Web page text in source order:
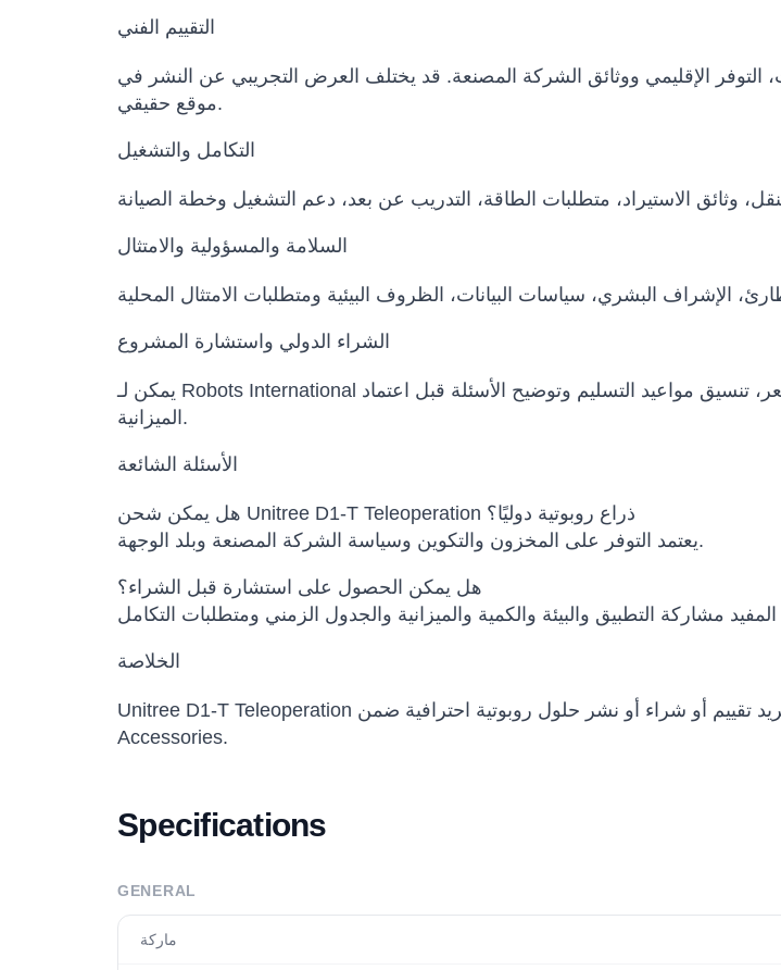
التقييم الفني
التوفر الإقليمي ووثائق الشركة المصنعة. قد يختلف العرض التجريبي عن النشر في
موقع حقيقي.
التكامل والتشغيل
السلامة والمسؤولية والامتثال
الشراء الدولي واستشارة المشروع
يمكن لـ Robots International المساعدة في مقارنة النماذج البديلة، تأكيد التكوين، إعداد عرض السعر، تنسيق مواعيد التسليم وتوضيح الأسئلة قبل اعتماد
الميزانية.
الأسئلة الشائعة
هل يمكن شحن Unitree D1-T Teleoperation ذراع روبوتية دوليًا؟
يعتمد التوفر على المخزون والتكوين وسياسة الشركة المصنعة وبلد الوجهة.
هل يمكن الحصول على استشارة قبل الشراء؟
الخلاصة
Unitree D1-T Teleoperation ذراع روبوتية خيار مناسب للفرق التي تريد تقييم أو شراء أو نشر حلول روبوتية احترافية ضمن Unitree, Robot Arms,
Accessories.
Specifications
GENERAL
ماركة